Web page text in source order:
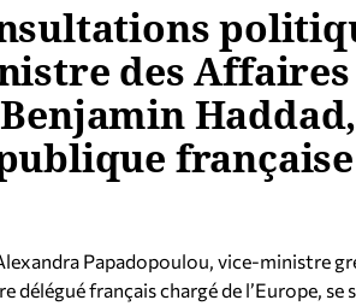
des
Papadopoulou, vice-ministre
délégué français chargé de l’Europe,